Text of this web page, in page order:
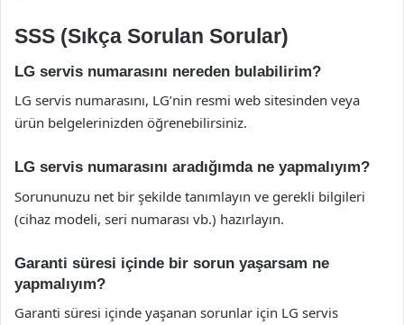
SSS (Sıkça Sorulan Sorular)
LG servis numarasını nereden bulabilirim?
LG servis numarasını, LG’nin resmi web sitesinden veya
ürün belgelerinizden öğrenebilirsiniz.
LG servis numarasını aradığımda ne yapmalıyım?
Sorununuzu net bir şekilde tanımlayın ve gerekli bilgileri
(cihaz modeli, seri numarası vb.) hazırlayın.
Garanti süresi içinde bir sorun yaşarsam ne
yapmalıyım?
Garanti süresi içinde yaşanan sorunlar için LG servis